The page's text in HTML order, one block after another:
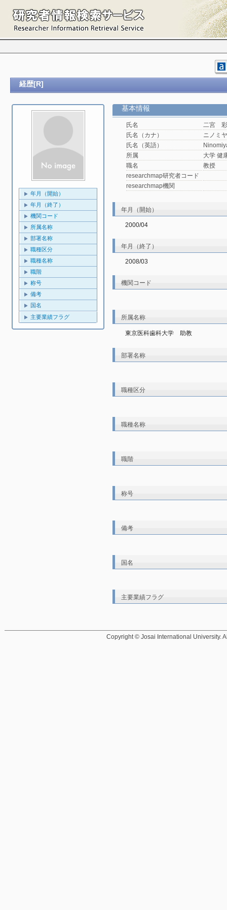
経歴[R]
年月（開始）
年月（終了）
機関コード
所属名称
部署名称
職種区分
職種名称
職階
称号
備考
国名
主要業績フラグ
基本情報
氏名
二宮
氏名（カナ）
ニノミ
氏名（英語）
所属
大学 健
職名
教授
researchmap研究者コード
researchmap機関
年月（開始）
2000/04
年月（終了）
2008/03
機関コード
所属名称
東京医科歯科大学　助教
部署名称
職種区分
職種名称
職階
称号
備考
国名
主要業績フラグ